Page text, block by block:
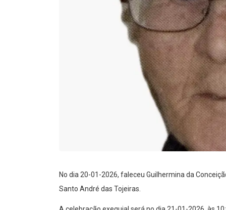
No dia 20-01-2026, faleceu Guilhermina da
Santo André das Tojeiras.